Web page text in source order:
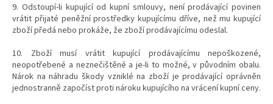
9. Odstoupí-li kupující od kupní smlouvy, není prodávající povinen
vrátit přijaté peněžní prostředky kupujícímu dříve, než mu kupující
zboží předá nebo prokáže, že zboží prodávajícímu odeslal.
10. Zboží musí vrátit kupující prodávajícímu nepoškozené,
neopotřebené a neznečištěné a je-li to možné, v původním obalu.
Nárok na náhradu škody vzniklé na zboží je prodávající oprávněn
jednostranně započíst proti nároku kupujícího na vrácení kupní ceny.